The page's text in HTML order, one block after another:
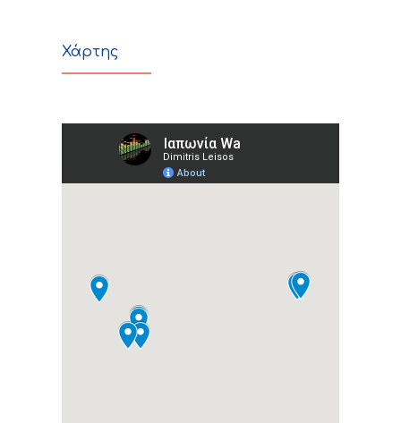
Χάρτης